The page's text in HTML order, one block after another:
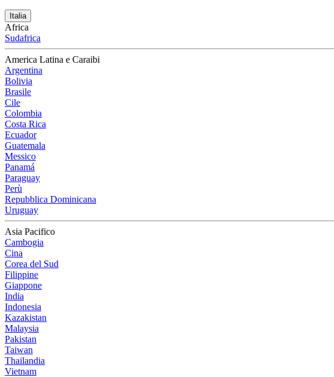
Italia
Africa
Sudafrica
America Latina e Caraibi
Argentina
Bolivia
Brasile
Cile
Colombia
Costa Rica
Ecuador
Guatemala
Messico
Panamá
Paraguay
Perù
Repubblica Dominicana
Uruguay
Asia Pacifico
Cambogia
Cina
Corea del Sud
Filippine
Giappone
India
Indonesia
Kazakistan
Malaysia
Pakistan
Taiwan
Thailandia
Vietnam